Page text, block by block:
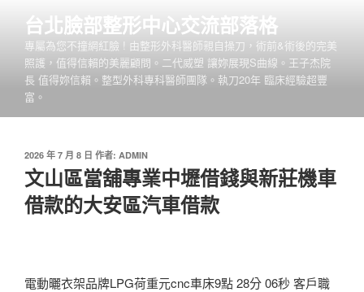
台北臉部整形中心交流部落格
專屬為您不撞網紅臉 ! 由整形外科醫師親自操刀，術前&術後的完美
照護，值得信賴的美麗顧問。二代威塑 讓妳展現S曲線。王子杰院
長 值得妳信賴。整型外科專科醫師團隊。執刀20年 臨床經驗超豐
富。
發
於
2026 年 7 月 8 日 作者: ADMIN
文山區當舖專業中壢借錢與新莊機車
借款的大安區汽車借款
電動曬衣架品牌LPG荷重元cnc車床9點 28分 06秒 客戶職